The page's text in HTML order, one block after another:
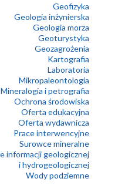
Geofizyka
Geologia inżynierska
Geologia morza
Geoturystyka
Geozagrożenia
Kartografia
Laboratoria
Mikropaleontologia
Mineralogia i petrografia
Ochrona środowiska
Oferta edukacyjna
Oferta wydawnicza
Prace interwencyjne
Surowce mineralne
informacji geologicznej
i hydrogeologicznej
Wody podziemne